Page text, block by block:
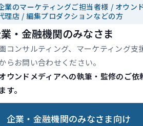
業のマーケティングご担当者様 / オウン
理店 / 編集プロダクションなどの方
・金融機関のみなさま
コンサルティング、マーケティング支
らお問い合わせください。
ウンドメディアへの執筆・監修のご依
す。
企業・金融機関のみなさま向け